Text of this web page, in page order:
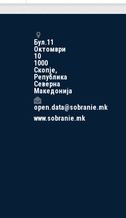
Бул.11
Октомври
10
1000
Скопје,
Република
Северна
Македонија
open.data@sobranie.mk
www.sobranie.mk